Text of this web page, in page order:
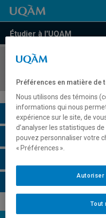
Étudier à l'UQAM
COURS//
Description du cours
Horaire - Été 2026
Préférences en matière de
Nous utilisons des témoins
informations qui nous
expérience sur le site, de
d’analyser les statistiques
pouvez personnaliser votre
« Préférences ».
Tout
Autoriser